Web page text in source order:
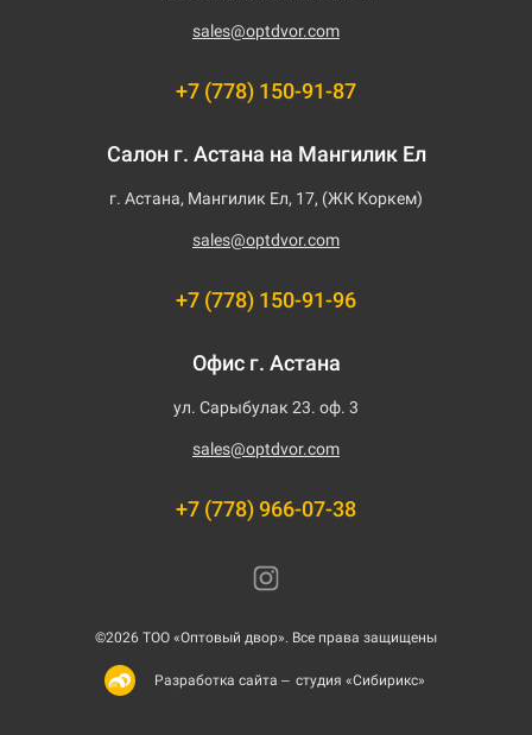
sales@optdvor.com
+7 (778) 150-91-87
Салон г. Астана на Мангилик Ел
г. Астана, Мангилик Ел, 17, (ЖК Коркем)
sales@optdvor.com
+7 (778) 150-91-96
Офис г. Астана
ул. Сарыбулак 23. оф. 3
sales@optdvor.com
+7 (778) 966-07-38
©2026 ТОО «Оптовый двор». Все права защищены
Разработка сайта – студия «Сибирикс»